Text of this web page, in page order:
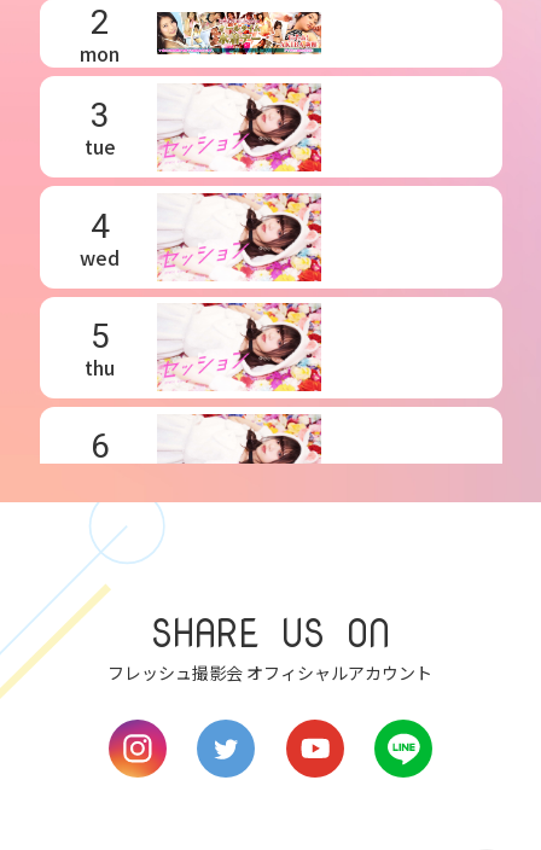
2
mon
3
tue
4
wed
5
thu
6
7
sat
9
SHARE US ON
フレッシュ撮影会 オフィシャルアカウント